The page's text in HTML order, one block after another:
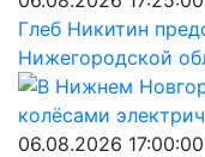
Глеб Никитин
Нижегородской
06.08.2026 17:00:00